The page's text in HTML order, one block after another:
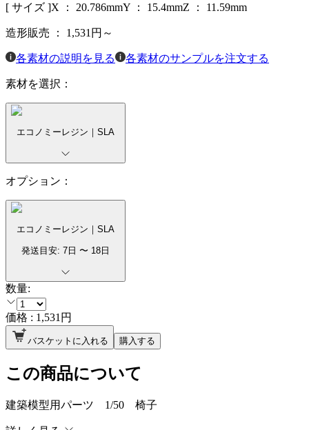
[ サイズ ]X ： 20.786mmY ： 15.4mmZ ： 11.59mm
造形販売 ： 1,531 円～
各素材の説明を見る 各素材のサンプルを注文する
素材を選択：
エコノミーレジン｜SLA
オプション：
エコノミーレジン｜SLA
発送目安: 7 日 〜 18 日
数量:
価格 : 1,531 円
バスケットに入れる 購入する
この商品について
建築模型用パーツ 1/50 椅子